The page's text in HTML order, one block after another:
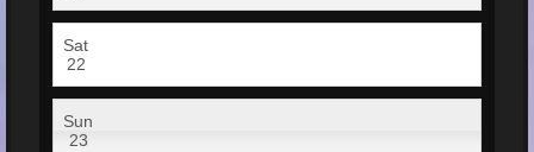
Sat
22
Sun
23